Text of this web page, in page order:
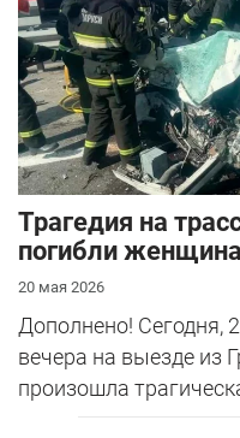
Трагедия на
погибли
20 мая 2026
Дополнено! Сегодня,
вечера на выезде из
произошла